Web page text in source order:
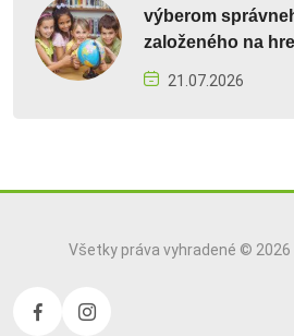
výberom
založeného na hre
21.07.2026
Všetky práva vyhradené © 2026